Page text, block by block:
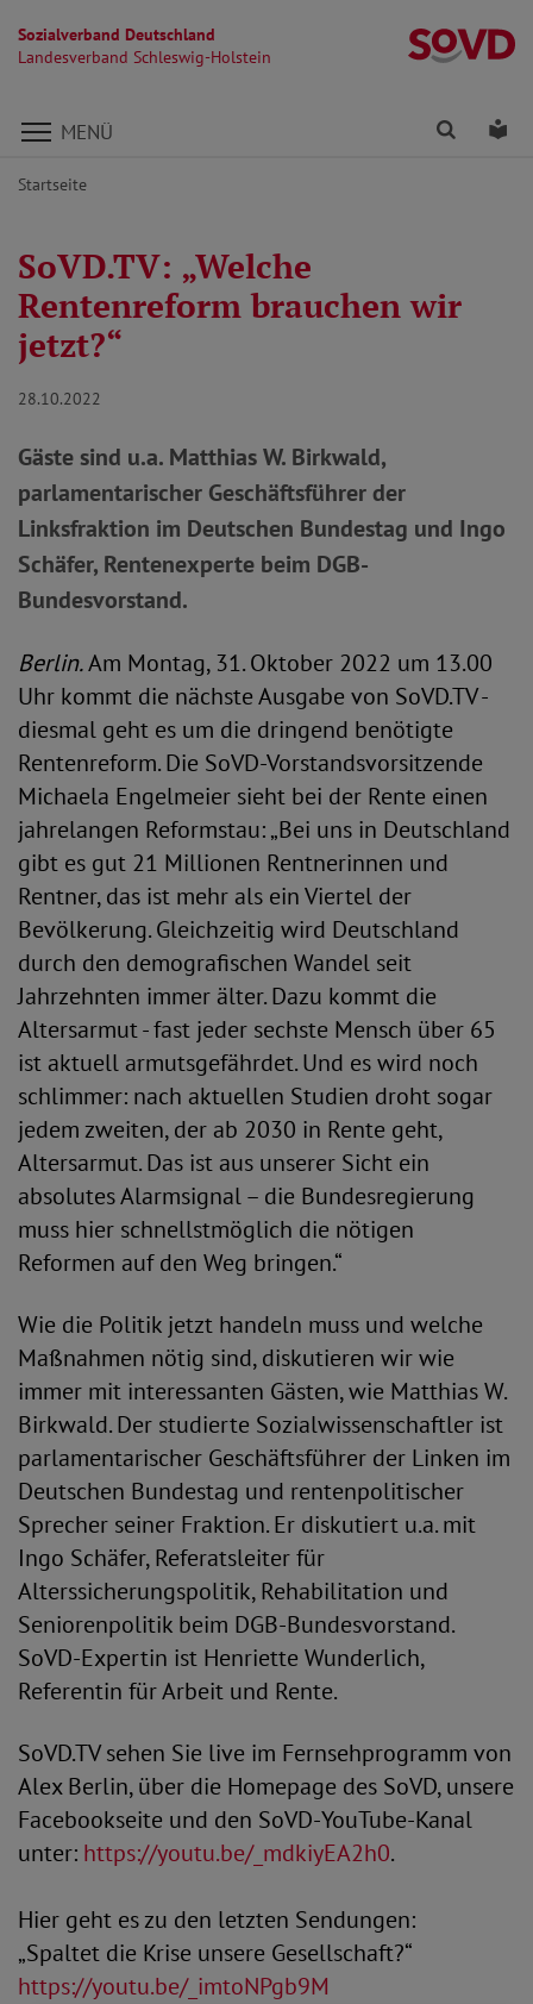
Sozialverband Deutschland
Landesverband Schleswig-Holstein
Direkt zu den Inhalten springen
MENÜ Finden
Startseite
SoVD.TV: „Welche
Rentenreform brauchen wir
jetzt?“
28.10.2022
Gäste sind u.a. Matthias W. Birkwald,
parlamentarischer Geschäftsführer der
Linksfraktion im Deutschen Bundestag und Ingo
Schäfer, Rentenexperte beim DGB-
Bundesvorstand.
Berlin.Am Montag, 31. Oktober 2022 um 13.00
Uhr kommt die nächste Ausgabe von SoVD.TV -
diesmal geht es um die dringend benötigte
Rentenreform. Die SoVD-Vorstandsvorsitzende
Michaela Engelmeier sieht bei der Rente einen
jahrelangen Reformstau: „Bei uns in Deutschland
gibt es gut 21 Millionen Rentnerinnen und
Rentner, das ist mehr als ein Viertel der
Bevölkerung. Gleichzeitig wird Deutschland
durch den demografischen Wandel seit
Jahrzehnten immer älter. Dazu kommt die
Altersarmut - fast jeder sechste Mensch über 65
ist aktuell armutsgefährdet. Und es wird noch
schlimmer: nach aktuellen Studien droht sogar
jedem zweiten, der ab 2030 in Rente geht,
Altersarmut. Das ist aus unserer Sicht ein
absolutes Alarmsignal – die Bundesregierung
muss hier schnellstmöglich die nötigen
Reformen auf den Weg bringen.“
Wie die Politik jetzt handeln muss und welche
Maßnahmen nötig sind, diskutieren wir wie
immer mit interessanten Gästen, wie Matthias W.
Birkwald. Der studierte Sozialwissenschaftler ist
parlamentarischer Geschäftsführer der Linken im
Deutschen Bundestag und rentenpolitischer
Sprecher seiner Fraktion. Er diskutiert u.a. mit
Ingo Schäfer, Referatsleiter für
Alterssicherungspolitik, Rehabilitation und
Seniorenpolitik beim DGB-Bundesvorstand.
SoVD-Expertin ist Henriette Wunderlich,
Referentin für Arbeit und Rente.
SoVD.TV sehen Sie live im Fernsehprogramm von
Alex Berlin, über die Homepage des SoVD, unsere
Facebookseite und den SoVD-YouTube-Kanal
unter: https://youtu.be/_mdkiyEA2h0.
Hier geht es zu den letzten Sendungen:
„Spaltet die Krise unsere Gesellschaft?“
https://youtu.be/_imtoNPgb9M